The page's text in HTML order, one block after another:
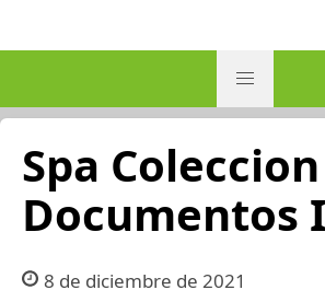
Spa
Documentos
8 de diciembre de 2021